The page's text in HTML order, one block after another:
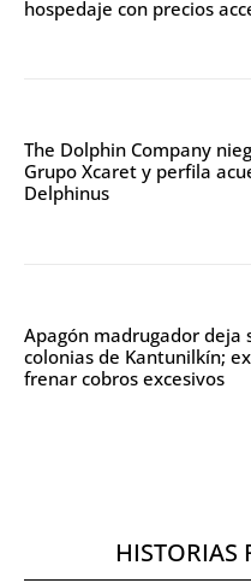
hospedaje con precios
The Dolphin Company
Grupo Xcaret y perfila
Delphinus
Apagón madrugador deja
colonias de Kantunilkín;
frenar cobros excesivos
HISTORIAS